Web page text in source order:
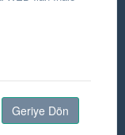
Geriye Dön